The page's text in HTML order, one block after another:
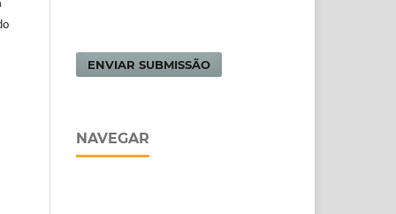
ENVIAR SUBMISSÃO
NAVEGAR